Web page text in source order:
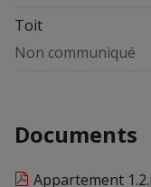
Toit
Non communiqué
Documents
Appartement